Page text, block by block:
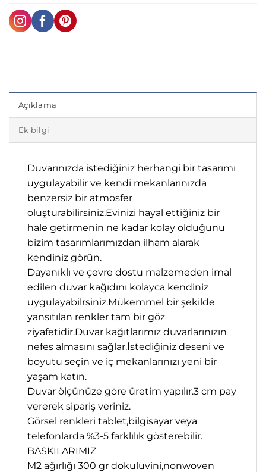
Açıklama
Ek bilgi
Duvarınızda istediğiniz herhangi bir tasarımı
uygulayabilir ve kendi mekanlarınızda
benzersiz bir atmosfer
oluşturabilirsiniz.Evinizi hayal ettiğiniz bir
hale getirmenin ne kadar kolay olduğunu
bizim tasarımlarımızdan ilham alarak
kendiniz görün.
Dayanıklı ve çevre dostu malzemeden imal
edilen duvar kağıdını kolayca kendiniz
uygulayabilrsiniz.Mükemmel bir şekilde
yansıtılan renkler tam bir göz
ziyafetidir.Duvar kağıtlarımız duvarlarınızın
nefes almasını sağlar.İstediğiniz deseni ve
boyutu seçin ve iç mekanlarınızı yeni bir
yaşam katın.
Duvar ölçünüze göre üretim yapılır.3 cm pay
vererek sipariş veriniz.
Görsel renkleri tablet,bilgisayar veya
telefonlarda %3-5 farklılık gösterebilir.
BASKILARIMIZ
M2 ağırlığı 300 gr dokuluvini,nonwoven